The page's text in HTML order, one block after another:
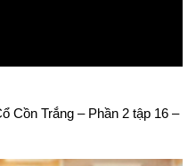
Cồn Trắng – Phần 2 tập 16 –